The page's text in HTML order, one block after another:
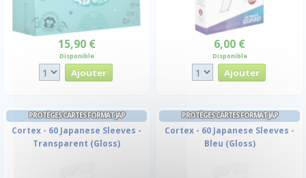
15,90 €
Disponible
6,00 €
Disponible
PROTÈGES CARTES FORMAT JAP
Cortex - 60 Japanese Sleeves -
Transparent (Gloss)
PROTÈGES CARTES FORMAT JAP
Cortex - 60 Japanese Sleeves -
Bleu (Gloss)